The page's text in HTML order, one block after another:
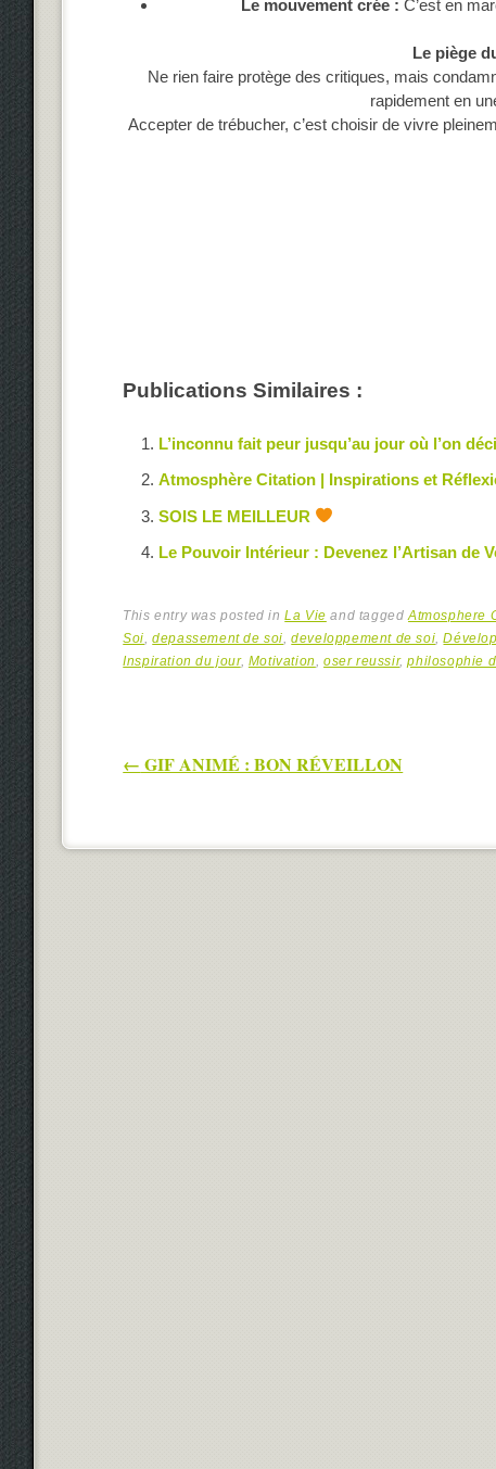
Le mouvement crée : C’est en
Le piège
Ne rien faire protège des critiques, mais
rapidement en
Accepter de trébucher, c’est choisir de vivre
Publications Similaires :
L’inconnu fait peur jusqu’au jour où l’on
Atmosphère Citation | Inspirations et
SOIS LE MEILLEUR
Le Pouvoir Intérieur : Devenez l’Artisan de
This entry was posted inLa Vie and taggedAtmosphere
Soi,depassement de soi,developpement de soi,
Inspiration du jour, Motivation,oser reussir,philosophie
Post navigation
← GIF ANIMÉ : BON RÉVEILLON